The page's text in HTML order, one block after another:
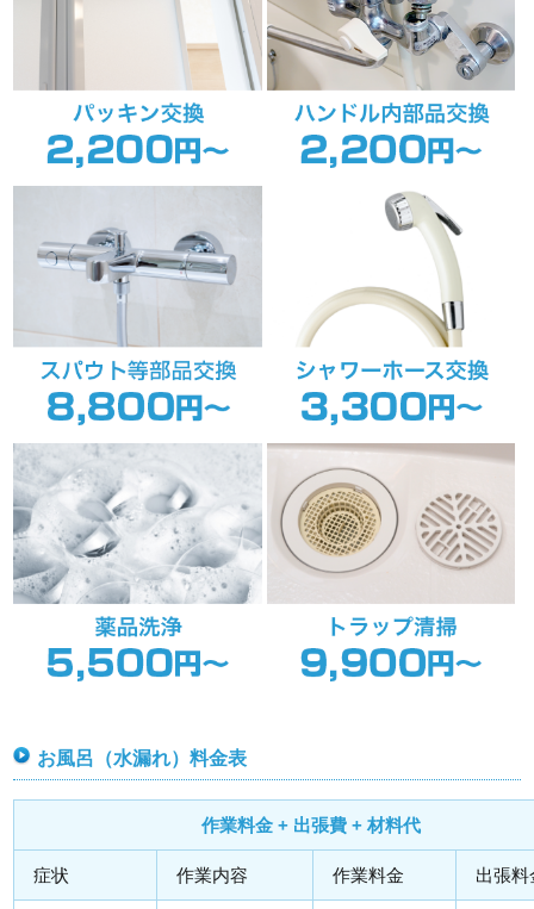
お風呂（水漏れ）料金表
作業料金 + 出張費 + 材料代
症状 作業内容 作業料金 出張料